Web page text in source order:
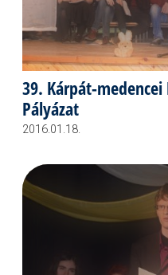
39. Kárpát-
Pályázat
2016.01.18.